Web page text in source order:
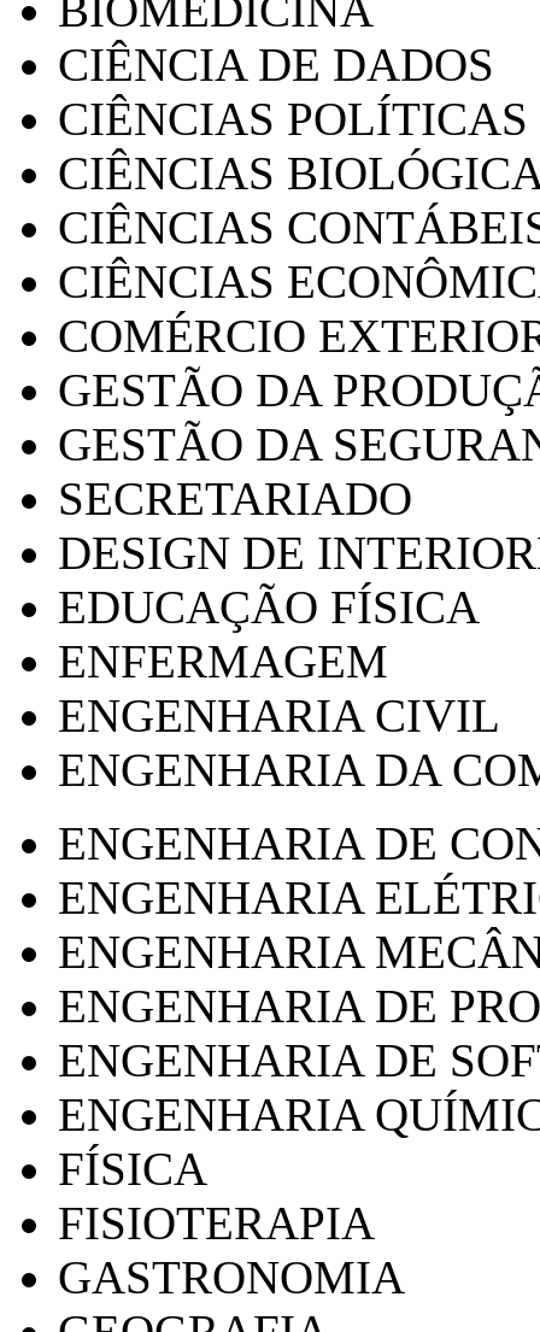
CIÊNCIA DE DADOS
CIÊNCIAS POLÍTICAS
CIÊNCIAS
CIÊNCIAS
CIÊNCIAS
COMÉRCIO
GESTÃO DA
GESTÃO DA
SECRETARIADO
DESIGN DE
EDUCAÇÃO FÍSICA
ENFERMAGEM
ENGENHARIA CIVIL
ENGENHARIA DA
ENGENHARIA DE
ENGENHARIA
ENGENHARIA
ENGENHARIA DE
ENGENHARIA DE
ENGENHARIA
FÍSICA
FISIOTERAPIA
GASTRONOMIA